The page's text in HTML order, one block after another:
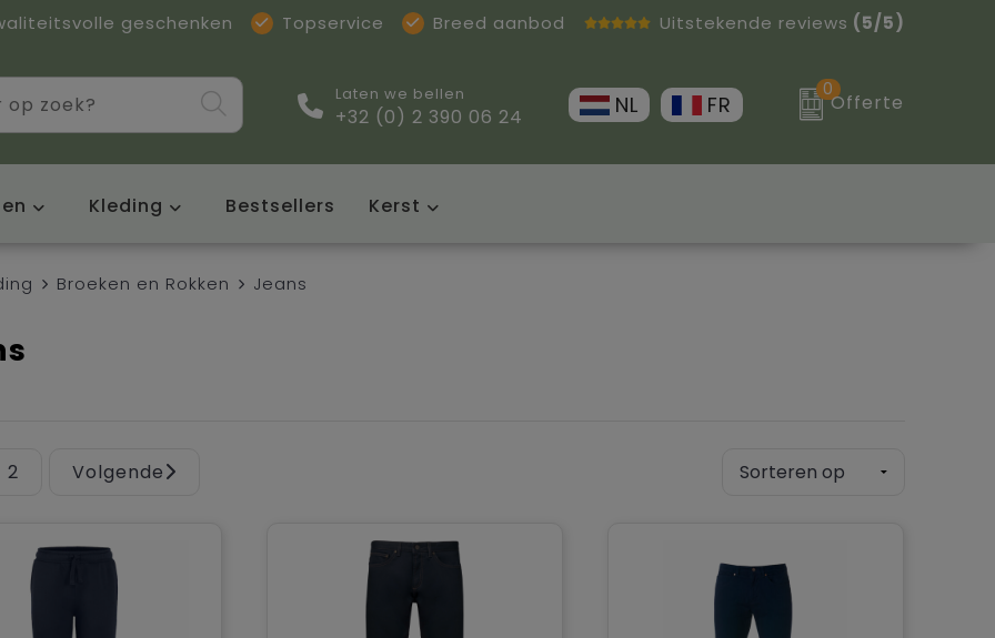
geschenken Topservice Breed aanbod Uitstekende reviews (5/5)
Laten we bellen
+32 (0) 2 390 06 24 NL FR
0
Offerte
Kleding Bestsellers Kerst
Broeken en Rokken Jeans
2 Volgende